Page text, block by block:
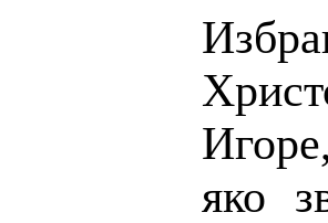
яко